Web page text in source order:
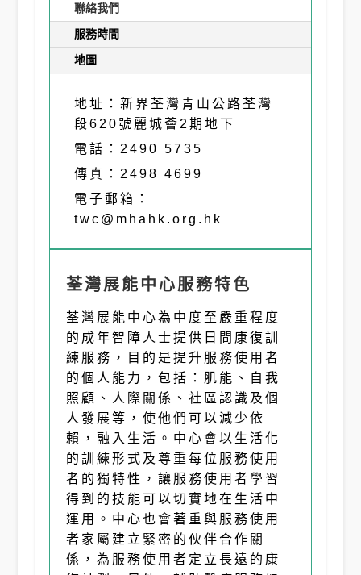
聯絡我們
服務時間
地圖
地址：新界荃灣青山公路荃灣
段620號麗城薈2期地下
電話：2490 5735
傳真：2498 4699
電子郵箱：
twc@mhahk.org.hk
荃灣展能中心服務特色
荃灣展能中心為中度至嚴重程度
的成年智障人士提供日間康復訓
練服務，目的是提升服務使用者
的個人能力，包括：肌能、自我
照顧、人際關係、社區認識及個
人發展等，使他們可以減少依
賴，融入生活。中心會以生活化
的訓練形式及尊重每位服務使用
者的獨特性，讓服務使用者學習
得到的技能可以切實地在生活中
運用。中心也會著重與服務使用
者家屬建立緊密的伙伴合作關
係，為服務使用者定立長遠的康